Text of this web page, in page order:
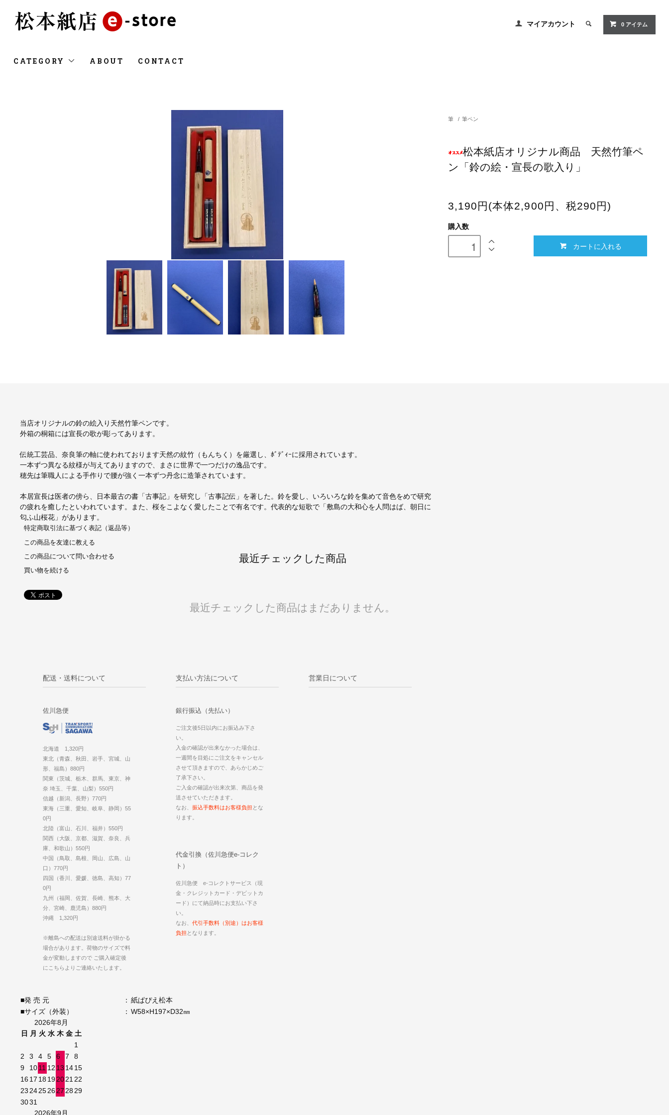
マイアカウント 0 アイテム
CATEGORY ABOUT CONTACT
筆 / 筆ペン
松本紙店オリジナル商品 天然竹筆ペ
ン「鈴の絵・宣長の歌入り」
3,190円(本体2,900円、税290円)
購入数
カートに入れる
当店オリジナルの鈴の絵入り天然竹筆ペンです。
外箱の桐箱には宣長の歌が彫ってあります。
伝統工芸品、奈良筆の軸に使われております天然の紋竹（もんちく）を厳選し、ﾎﾞﾃﾞｨｰに採用されています。
一本ずつ異なる紋様が与えてありますので、まさに世界で一つだけの逸品です。
穂先は筆職人による手作りで腰が強く一本ずつ丹念に造筆されています。
本居宣長は医者の傍ら、日本最古の書「古事記」を研究し「古事記伝」を著した。鈴を愛し、いろいろな鈴を集めて音色をめで研究
の疲れを癒したといわれています。また、桜をこよなく愛したことで有名です。代表的な短歌で「敷島の大和心を人問はば、朝日に
匂ふ山桜花」があります。
特定商取引法に基づく表記（返品等）
この商品を友達に教える
この商品について問い合わせる
買い物を続ける
最近チェックした商品
最近チェックした商品はまだありません。
配送・送料について
佐川急便
北海道 1,320円
東北（青森、秋田、岩手、宮城、山
形、福島）880円
関東（茨城、栃木、群馬、東京、神
奈 埼玉、千葉、山梨）550円
信越（新潟、長野）770円
東海（三重、愛知、岐阜、静岡）55
0円
北陸（富山、石川、福井）550円
関西（大阪、京都、滋賀、奈良、兵
庫、和歌山）550円
中国（鳥取、島根、岡山、広島、山
口）770円
四国（香川、愛媛、徳島、高知）77
0円
九州（福岡、佐賀、長崎、熊本、大
分、宮崎、鹿児島）880円
沖縄 1,320円
※離島への配送は別途送料が掛かる
場合があります。荷物のサイズで料
金が変動しますので ご購入確定後
にこちらよりご連絡いたします。
支払い方法について
銀行振込（先払い）
ご注文後5日以内にお振込み下さ
い。
入金の確認が出来なかった場合は、
一週間を目処にご注文をキャンセル
させて頂きますので、あらかじめご
了承下さい。
ご入金の確認が出来次第、商品を発
送させていただきます。
なお、振込手数料はお客様負担 とな
ります。
代金引換（佐川急便e-コレク
ト）
佐川急便 e-コレクトサービス（現
金・クレジットカード・デビットカ
ード）にて納品時にお支払い下さ
い。
なお、代引手数料（別途）はお客様
負担 となります。
営業日について
■発 売 元 ： 紙ぱぴえ松本
■サイズ（外装）
： W58×H197×D32㎜
2026年8月
日
月 火 水 木 金 土
1
2
3 4 5 6 7
8
9
10 11 12 13 14 15
16 17 18 19 20 21 22
23 24 25 26 27 28 29
3031
2026年9月